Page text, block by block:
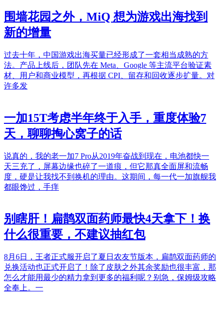
围墙花园之外，MiQ 想为游戏出海找到
新的增量
过去十年，中国游戏出海买量已经形成了一套相当成熟的方
法。产品上线后，团队先在 Meta、Google 等主流平台验证素
材、用户和商业模型，再根据 CPI、留存和回收逐步扩量。对
许多发
一加15T考虑半年终于入手，重度体验7
天，聊聊掏心窝子的话
说真的，我的老一加7 Pro从2019年奋战到现在，电池都快一
天三充了，屏幕边缘也碎了一道痕，但它那真全面屏和流畅
度，硬是让我找不到换机的理由。这期间，每一代一加旗舰我
都眼馋过，手痒
别瞎肝！扁鹊双面药师最快4天拿下！换
什么很重要，不建议抽红包
8月6日，王者正式服开启了夏日农友节版本，扁鹊双面药师的
兑换活动也正式开启了！除了皮肤之外其余奖励也很丰富，那
怎么才能用最少的精力拿到更多的福利呢？别急，保姆级攻略
全奉上。一